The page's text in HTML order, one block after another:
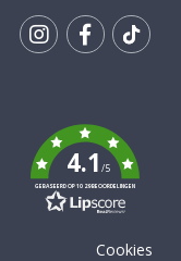
4.1/5
GEBASEERD OP 1029 BEOORDELINGEN
Cookies